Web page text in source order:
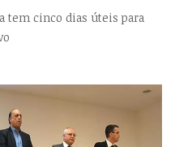
tem cinco dias úteis para